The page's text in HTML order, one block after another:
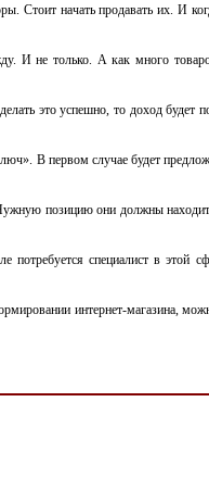
Стоит начать продавать их. И
И не только. А как много
это успешно, то доход будет
В первом случае будет
Нужную позицию они должны
специалист в этой
интернет-магазина,